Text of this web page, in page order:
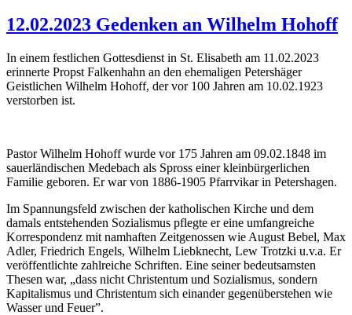
12.02.2023 Gedenken an Wilhelm Hohoff
In einem festlichen Gottesdienst in St. Elisabeth am 11.02.2023
erinnerte Propst Falkenhahn an den ehemaligen Petershäger
Geistlichen Wilhelm Hohoff, der vor 100 Jahren am 10.02.1923
verstorben ist.
Pastor Wilhelm Hohoff wurde vor 175 Jahren am 09.02.1848 im
sauerländischen Medebach als Spross einer kleinbürgerlichen
Familie geboren. Er war von 1886-1905 Pfarrvikar in Petershagen.
Im Spannungsfeld zwischen der katholischen Kirche und dem
damals entstehenden Sozialismus pflegte er eine umfangreiche
Korrespondenz mit namhaften Zeitgenossen wie August Bebel, Max
Adler, Friedrich Engels, Wilhelm Liebknecht, Lew Trotzki u.v.a. Er
veröffentlichte zahlreiche Schriften. Eine seiner bedeutsamsten
Thesen war, „dass nicht Christentum und Sozialismus, sondern
Kapitalismus und Christentum sich einander gegenüberstehen wie
Wasser und Feuer”.